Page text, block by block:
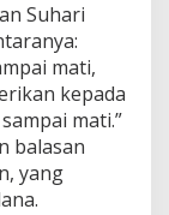
Suhari
mati,
kepada
mati.”
balasan
yang